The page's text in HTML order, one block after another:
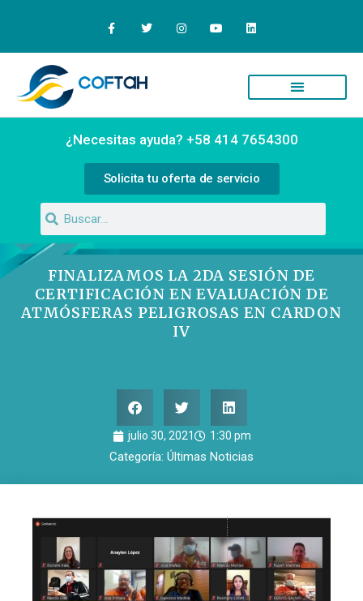
¿Necesitas ayuda? +58 414 7654300
Solicita tu oferta de servicio
FINALIZAMOS LA 2DA SESIÓN DE
CERTIFICACIÓN EN EVALUACIÓN DE
ATMÓSFERAS PELIGROSAS EN CARDON
IV
julio 30, 2021 1:30 pm
Categoría: Últimas Noticias